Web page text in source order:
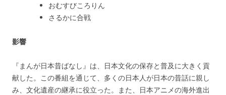
おむすびころりん
さるかに合戦
影響
『まんが日本昔ばなし』は、日本文化の保存と普及に大きく貢
献した。この番組を通じて、多くの日本人が日本の昔話に親し
み、文化遺産の継承に役立った。また、日本アニメの海外進出